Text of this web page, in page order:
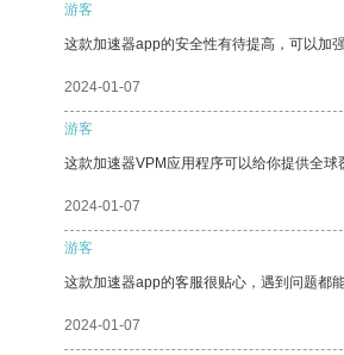
游客
这款加速器app的安全性有待提高，可以加
2024-01-07
游客
这款加速器VPM应用程序可以给你提供全球
2024-01-07
游客
这款加速器app的客服很贴心，遇到问题都
2024-01-07